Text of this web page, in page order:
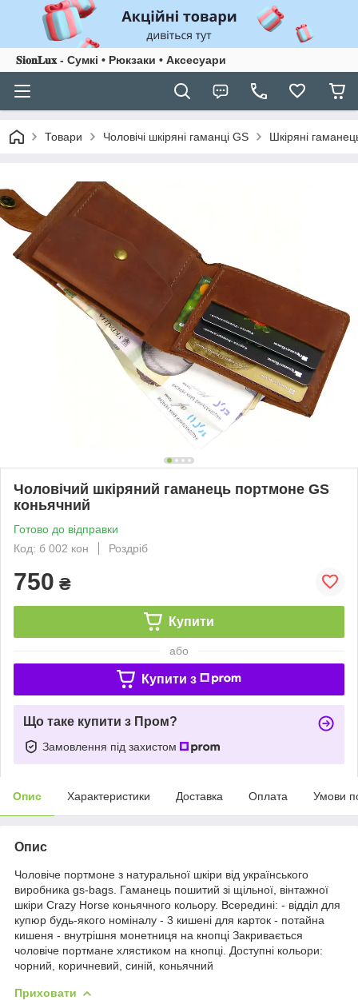
𝐒𝐢𝐨𝐧𝐋𝐮𝐱 - Сумкі • Рюкзаки • Аксесуари
Товари Чоловічі шкіряні гаманці GS Шкіряні
Чоловічий шкіряний гаманець портмоне GS
коньячний
Готово до відправки
Код: б 002 кон
Роздріб
750 ₴
Купити
або
Купити з
Що таке купити з Пром?
Замовлення під захистом
Опис Характеристики Доставка Оплата Умови
Опис
Чоловіче портмоне з натуральної шкіри від українського
виробника gs-bags. Гаманець пошитий зі щільної, вінтажної
шкіри Crazy Horse коньячного кольору. Всередині: - відділ для
купюр будь-якого номіналу - 3 кишені для карток - потайна
кишеня - внутрішня монетниця на кнопці Закривається
чоловіче портмане хлястиком на кнопці. Доступні кольори:
чорний, коричневий, синій, коньячний
Приховати